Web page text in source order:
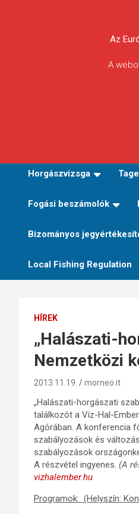
Horgászvizsga
Fogási beszámolók
Bizományos
Local Fishing Regulation
HÍREK
„Halászati-
Nemzetközi
2013.11.19. morneo.it
„Halászati-horgászati
találkozót a Víz-Hal-
Agórában. A konferencia
szabályozások és
szabályozások
A részvétel ingyenes. (A
vizhalember.hu
Programok: (Helyszín:
Az
A